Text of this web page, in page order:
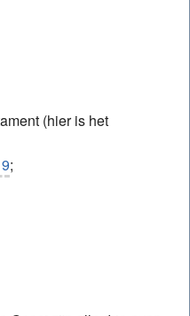
(hier is het
;